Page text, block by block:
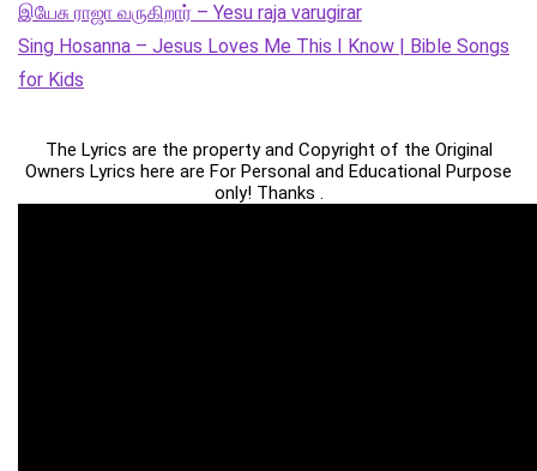
இயேசு ராஜா வருகிறார் – Yesu raja varugirar
Sing Hosanna – Jesus Loves Me This I Know | Bible Songs
for Kids
The Lyrics are the property and Copyright of the Original
Owners Lyrics here are For Personal and Educational Purpose
only! Thanks .